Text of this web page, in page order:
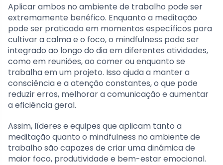
Aplicar ambos no ambiente de trabalho pode ser
extremamente benéfico. Enquanto a meditação
pode ser praticada em momentos específicos para
cultivar a calma e o foco, o mindfulness pode ser
integrado ao longo do dia em diferentes atividades,
como em reuniões, ao comer ou enquanto se
trabalha em um projeto. Isso ajuda a manter a
consciência e a atenção constantes, o que pode
reduzir erros, melhorar a comunicação e aumentar
a eficiência geral.
Assim, líderes e equipes que aplicam tanto a
meditação quanto o mindfulness no ambiente de
trabalho são capazes de criar uma dinâmica de
maior foco, produtividade e bem-estar emocional.